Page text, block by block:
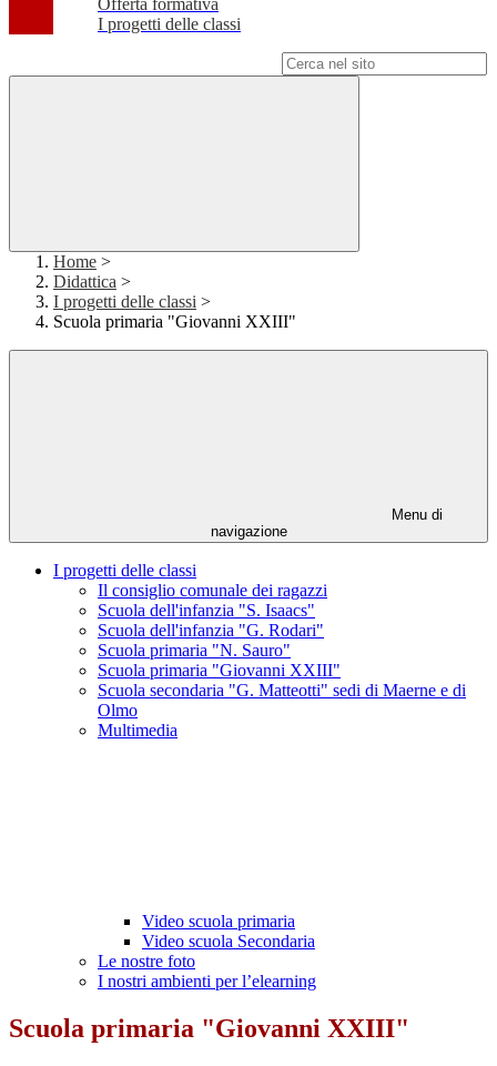
Offerta formativa
I progetti delle classi
Home >
Didattica >
I progetti delle classi >
Scuola primaria "Giovanni XXIII"
Menu di
navigazione
I progetti delle classi
Il consiglio comunale dei ragazzi
Scuola dell'infanzia "S. Isaacs"
Scuola dell'infanzia "G. Rodari"
Scuola primaria "N. Sauro"
Scuola primaria "Giovanni XXIII"
Scuola secondaria "G. Matteotti" sedi di Maerne e di
Olmo
Multimedia
Video scuola primaria
Video scuola Secondaria
Le nostre foto
I nostri ambienti per l’elearning
Scuola primaria "Giovanni XXIII"